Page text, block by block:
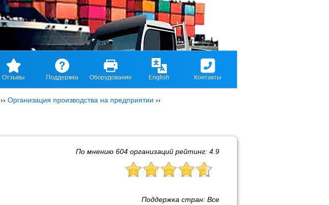
Отзывы Поддержка Оборудование English Контакты
›› Организация производства на предприятии ››
По мнению 604 организаций рейтинг: 4.9
Поддержка стран: Все